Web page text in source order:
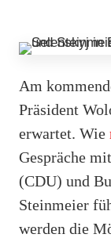
Am
Präsident
erwartet. Wie
Gespräche
(CDU) und
Steinmeier
werden die